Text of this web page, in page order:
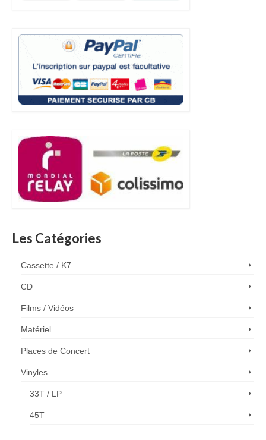
Les Catégories
Cassette / K7
CD
Films / Vidéos
Matériel
Places de Concert
Vinyles
33T / LP
45T